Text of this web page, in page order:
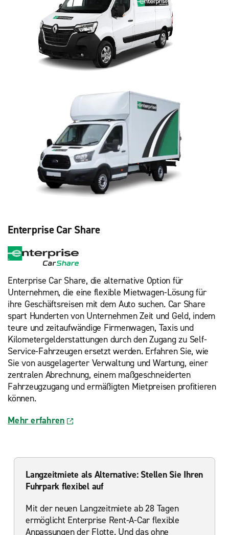
Enterprise Car Share
Enterprise Car Share, die alternative Option für
Unternehmen, die eine flexible Mietwagen-Lösung für
ihre Geschäftsreisen mit dem Auto suchen. Car Share
spart Hunderten von Unternehmen Zeit und Geld, indem
teure und zeitaufwändige Firmenwagen, Taxis und
Kilometergelderstattungen durch den Zugang zu Self-
Service-Fahrzeugen ersetzt werden. Erfahren Sie, wie
Sie von ausgelagerter Verwaltung und Wartung, einer
zentralen Abrechnung, einem maßgeschneiderten
Fahrzeugzugang und ermäßigten Mietpreisen profitieren
können.
Mehr erfahren
Langzeitmiete als Alternative: Stellen Sie Ihren
Fuhrpark flexibel auf
Mit der neuen Langzeitmiete ab 28 Tagen
ermöglicht Enterprise Rent-A-Car flexible
Anpassungen der Flotte. Und das ohne